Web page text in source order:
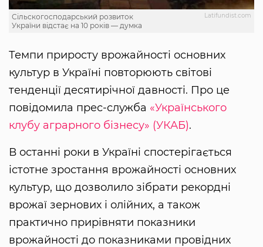
Latifundist.com
Сільскогосподарський розвиток
України відстає на 10 років — думка
Темпи приросту врожайності основних
культур в Україні повторюють світові
тенденції десятирічної давності. Про це
повідомила прес-служба «Українського
клубу аграрного бізнесу» (УКАБ).
В останні роки в Україні спостерігається
істотне зростання врожайності основних
культур, що дозволило зібрати рекордні
врожаї зернових і олійних, а також
практично прирівняти показники
врожайності до показниками провідних